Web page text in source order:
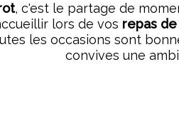
, c'est le partage de
lors de vos repas
les occasions sont
convives une